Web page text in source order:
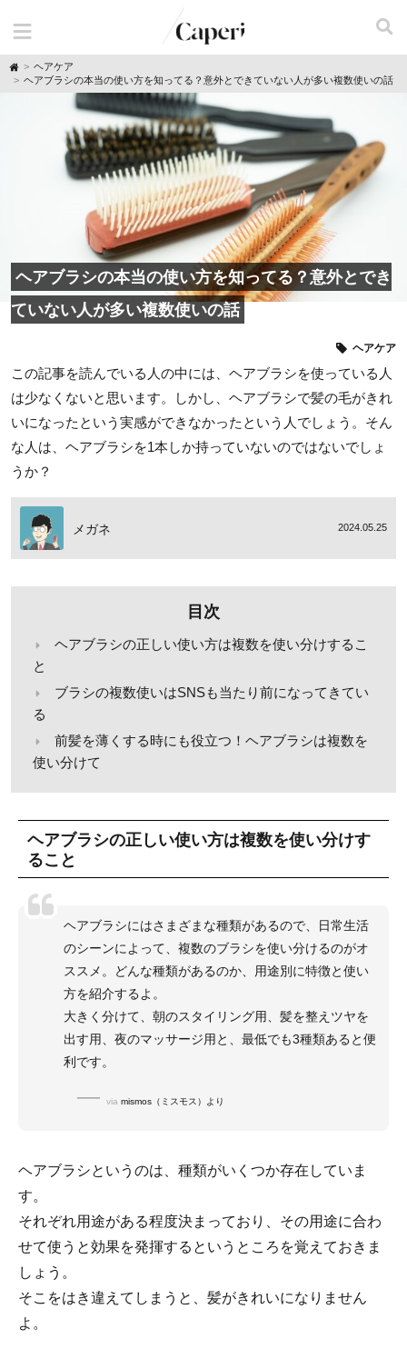
H
o
ヘアケア
ヘアブラシの本当の使い方を知ってる？意外とできていない人が多い複数使いの話
ヘアブラシの本当の使い方を知ってる？意外とでき
ていない人が多い複数使いの話
ヘアケア
この記事を読んでいる人の中には、ヘアブラシを使っている人
は少なくないと思います。しかし、ヘアブラシで髪の毛がきれ
いになったという実感ができなかったという人でしょう。そん
な人は、ヘアブラシを1本しか持っていないのではないでしょ
うか？
メガネ 2024.05.25
目次
ヘアブラシの正しい使い方は複数を使い分けするこ
と
ブラシの複数使いはSNSも当たり前になってきてい
る
前髪を薄くする時にも役立つ！ヘアブラシは複数を
使い分けて
ヘアブラシの正しい使い方は複数を使い分けす
ること
ヘアブラシにはさまざまな種類があるので、日常生活
のシーンによって、複数のブラシを使い分けるのがオ
ススメ。どんな種類があるのか、用途別に特徴と使い
方を紹介するよ。
大きく分けて、朝のスタイリング用、髪を整えツヤを
出す用、夜のマッサージ用と、最低でも3種類あると便
利です。
via mismos（ミスモス）より
ヘアブラシというのは、種類がいくつか存在していま
す。
それぞれ用途がある程度決まっており、その用途に合わ
せて使うと効果を発揮するというところを覚えておきま
しょう。
そこをはき違えてしまうと、髪がきれいになりません
よ。